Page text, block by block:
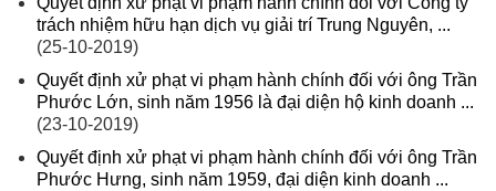
trách nhiệm hữu hạn dịch vụ giải trí Trung Nguyên, ...
(25-10-2019)
Quyết định xử phạt vi phạm hành chính đối với ông Trần
Phước Lớn, sinh năm 1956 là đại diện hộ kinh doanh ...
(23-10-2019)
Quyết định xử phạt vi phạm hành chính đối với ông Trần
Phước Hưng, sinh năm 1959, đại diện kinh doanh ...